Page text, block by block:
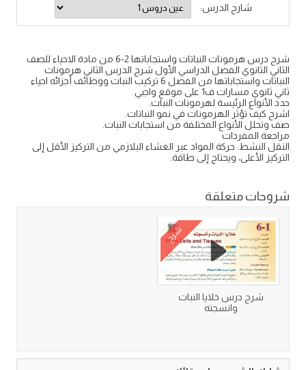
شارح الدرس:
شرح درس هرمونات النباتات واستجاباتها 2-6 من مادة الاحياء للصف
الثاني الثانوي الفصل الدراسي الأول شرح الدرس الثاني هرمونات
النباتات واستجاباتها من الفصل 6 تركيب النبات ووظائف أجزائه احياء
ثاني ثانوي مسارات ف1 على موقع واجبي
حدد الأنواع الرئيسة لهرمونات النبات.
اشرح كيف تؤثر الهرمونات في نمو النباتات.
صف وتحلل الأنواع المختلفة من استجابات النبات.
مراجعة المفردات
النقل النشط: حركة المواد عبر الغشاء البلازمي من التركيز الأقل إلى
التركيز الأعلى، ويحتاج إلى طاقة.
شروحات متعلقة
شرح
شرح درس خلايا النبات
وانسجته